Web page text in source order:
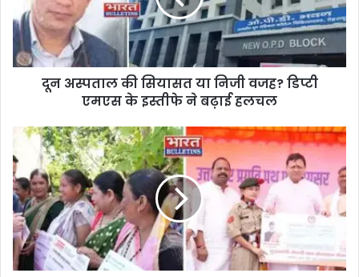
दून अस्पताल की सियासत या निजी वजह? डिप्टी
एमएस के इस्तीफे ने बढ़ाई हलचल